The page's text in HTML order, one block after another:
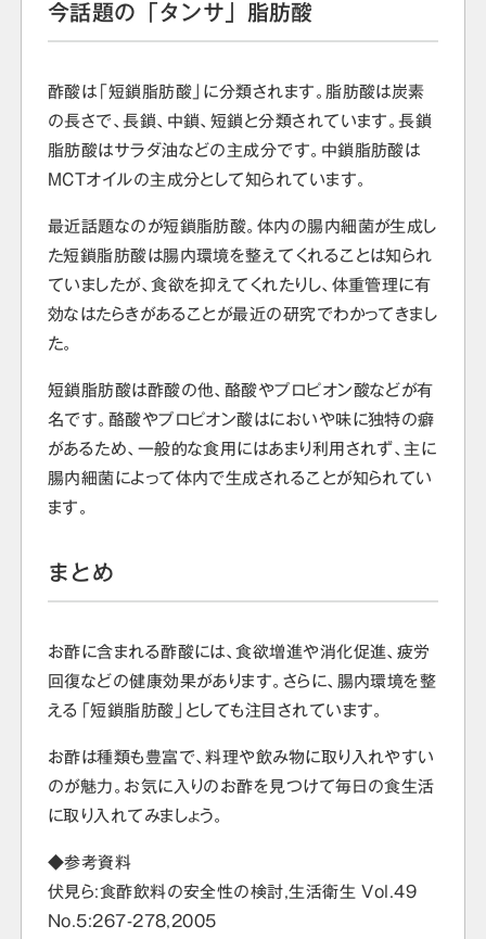
今話題の「タンサ」脂肪酸
酢酸は「短鎖脂肪酸」に分類されます。脂肪酸は炭素
の長さで、長鎖、中鎖、短鎖と分類されています。長鎖
脂肪酸はサラダ油などの主成分です。中鎖脂肪酸は
MCTオイルの主成分として知られています。
最近話題なのが短鎖脂肪酸。体内の腸内細菌が生成し
た短鎖脂肪酸は腸内環境を整えてくれることは知られ
ていましたが、食欲を抑えてくれたりし、体重管理に有
効なはたらきがあることが最近の研究でわかってきまし
た。
短鎖脂肪酸は酢酸の他、酪酸やプロピオン酸などが有
名です。酪酸やプロピオン酸はにおいや味に独特の癖
があるため、一般的な食用にはあまり利用されず、主に
腸内細菌によって体内で生成されることが知られてい
ます。
まとめ
お酢に含まれる酢酸には、食欲増進や消化促進、疲労
回復などの健康効果があります。さらに、腸内環境を整
える「短鎖脂肪酸」としても注目されています。
お酢は種類も豊富で、料理や飲み物に取り入れやすい
のが魅力。お気に入りのお酢を見つけて毎日の食生活
に取り入れてみましょう。
◆参考資料
伏見ら:食酢飲料の安全性の検討,生活衛生 Vol.49
No.5:267-278,2005